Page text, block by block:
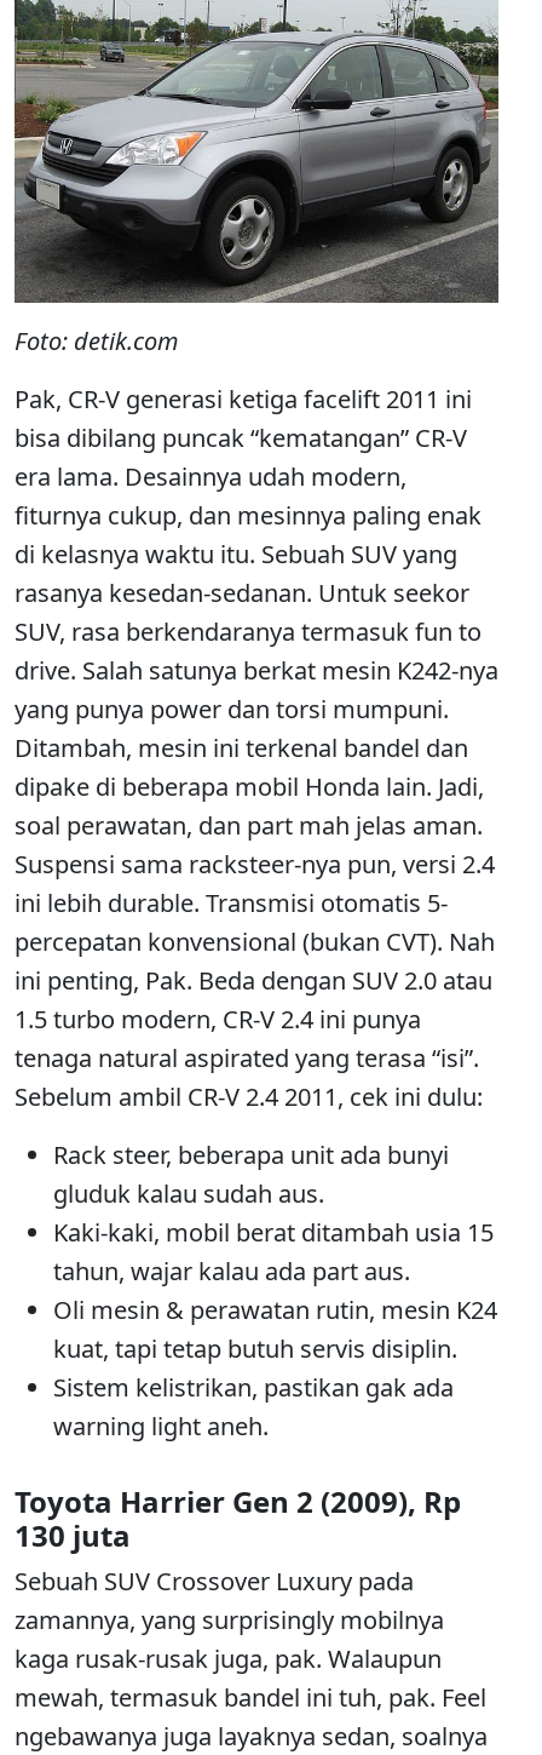
Foto: detik.com
Pak, CR-V generasi ketiga facelift 2011 ini
bisa dibilang puncak “kematangan” CR-V
era lama. Desainnya udah modern,
fiturnya cukup, dan mesinnya paling enak
di kelasnya waktu itu. Sebuah SUV yang
rasanya kesedan-sedanan. Untuk seekor
SUV, rasa berkendaranya termasuk fun to
drive. Salah satunya berkat mesin K242-nya
yang punya power dan torsi mumpuni.
Ditambah, mesin ini terkenal bandel dan
dipake di beberapa mobil Honda lain. Jadi,
soal perawatan, dan part mah jelas aman.
Suspensi sama racksteer-nya pun, versi 2.4
ini lebih durable. Transmisi otomatis 5-
percepatan konvensional (bukan CVT). Nah
ini penting, Pak. Beda dengan SUV 2.0 atau
1.5 turbo modern, CR-V 2.4 ini punya
tenaga natural aspirated yang terasa “isi”.
Sebelum ambil CR-V 2.4 2011, cek ini dulu:
Rack steer, beberapa unit ada bunyi
gluduk kalau sudah aus.
Kaki-kaki, mobil berat ditambah usia 15
tahun, wajar kalau ada part aus.
Oli mesin & perawatan rutin, mesin K24
kuat, tapi tetap butuh servis disiplin.
Sistem kelistrikan, pastikan gak ada
warning light aneh.
Toyota Harrier Gen 2 (2009), Rp
130 juta
Sebuah SUV Crossover Luxury pada
zamannya, yang surprisingly mobilnya
kaga rusak-rusak juga, pak. Walaupun
mewah, termasuk bandel ini tuh, pak. Feel
ngebawanya juga layaknya sedan, soalnya